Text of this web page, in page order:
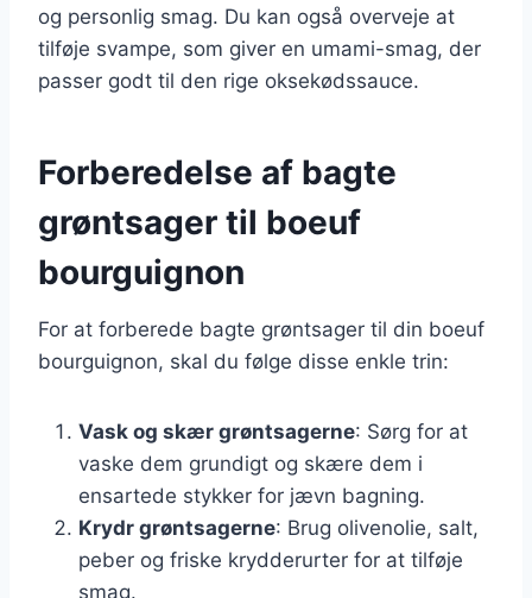
og personlig smag. Du kan også overveje at
tilføje svampe, som giver en umami-smag, der
passer godt til den rige oksekødssauce.
Forberedelse af bagte
grøntsager til boeuf
bourguignon
For at forberede bagte grøntsager til din boeuf
bourguignon, skal du følge disse enkle trin:
Vask og skær grøntsagerne: Sørg for at
vaske dem grundigt og skære dem i
ensartede stykker for jævn bagning.
Krydr grøntsagerne: Brug olivenolie, salt,
peber og friske krydderurter for at tilføje
smag.